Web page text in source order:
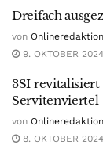
Dreifach
von
9. OKTOBER 2024
3SI
Servitenviertel
von
8. OKTOBER 2024